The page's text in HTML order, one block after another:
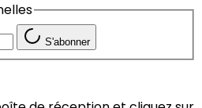
S'abonner